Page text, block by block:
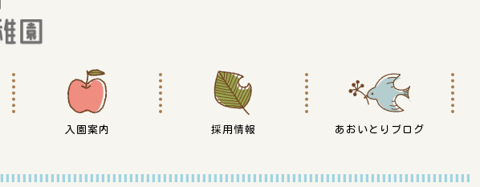
入園案内 採用情報 あおいとりブログ